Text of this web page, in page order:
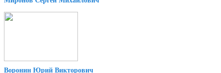
Воронин Юрий Викторович